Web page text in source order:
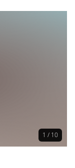
1 / 10